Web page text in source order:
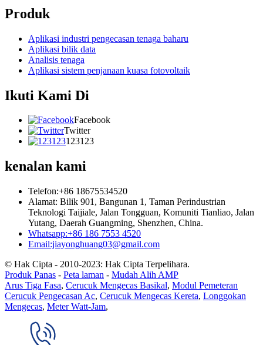
Produk
Aplikasi industri pengecasan tenaga baharu
Aplikasi bilik data
Analisis tenaga
Aplikasi sistem penjanaan kuasa fotovoltaik
Ikuti Kami Di
Facebook
Twitter
123123
kenalan kami
Telefon:+86 18675534520
Alamat: Bilik 901, Bangunan 1, Taman Perindustrian
Teknologi Taijiale, Jalan Tongguan, Komuniti Tianliao, Jalan
Yutang, Daerah Guangming, Shenzhen, China.
Whatsapp:+86 186 7553 4520
Email:jiayonghuang03@gmail.com
© Hak Cipta - 2010-2023: Hak Cipta Terpelihara.
Produk Panas - Peta laman - Mudah Alih AMP
Arus Tiga Fasa, Cerucuk Mengecas Basikal, Modul Pemeteran
Cerucuk Pengecasan Ac, Cerucuk Mengecas Kereta, Longgokan
Mengecas, Meter Watt-Jam,